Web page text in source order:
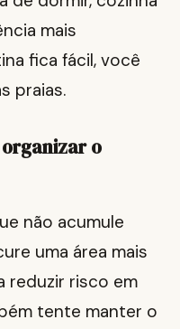
mais
fica fácil, você
praias.
o
não acumule
uma área mais
reduzir risco em
tente manter o